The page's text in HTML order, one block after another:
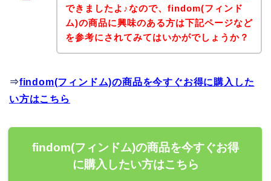
できましたよ♪なので、findom(フィンド
ム)の商品に興味のある方は下記ページなど
を参考にされてみてはいかがでしょうか？
⇒findom(フィンドム)の商品を今すぐお得に購入した
い方はこちら
findom(フィンドム)の商品を今すぐお得
に購入したい方はこちら